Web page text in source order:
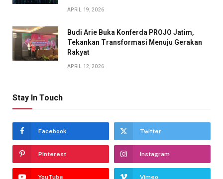
APRIL 19, 2026
Budi Arie Buka Konferda PROJO Jatim,
Tekankan Transformasi Menuju Gerakan
Rakyat
APRIL 12, 2026
Stay In Touch
Facebook Twitter
Pinterest Instagram
YouTube Vimeo